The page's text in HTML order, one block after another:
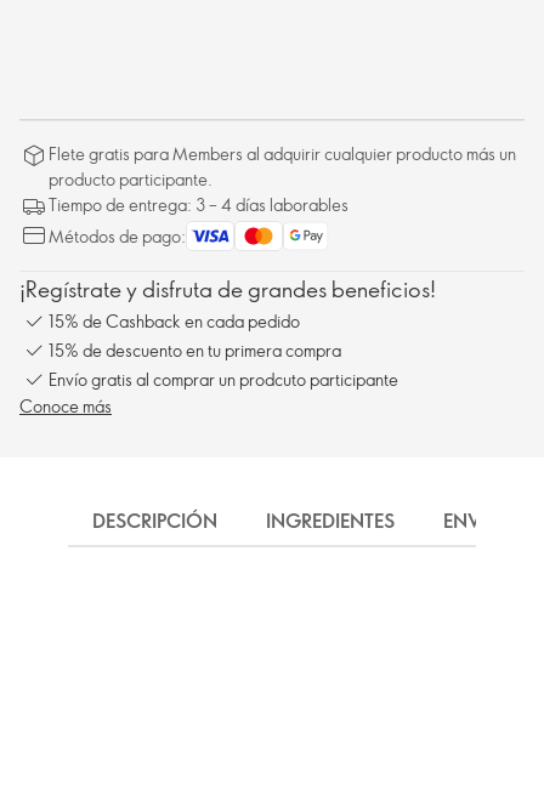
Flete gratis para Members al adquirir cualquier producto más un
producto participante.
Tiempo de entrega: 3 – 4 días laborables
Métodos de pago:
¡Regístrate y disfruta de grandes beneficios!
15% de Cashback en cada pedido
15% de descuento en tu primera compra
Envío gratis al comprar un prodcuto participante
Conoce más
DESCRIPCIÓN INGREDIENTES ENVÍO